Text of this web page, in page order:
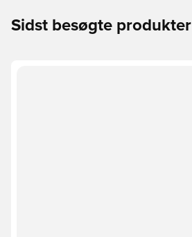
Sidst besøgte produkter